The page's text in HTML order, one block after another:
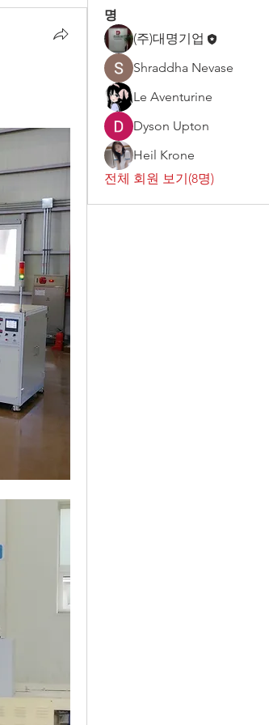
명
(주)대명기업
Shraddha Nevase
Le Aventurine
Dyson Upton
Heil Krone
전체 회원 보기(8명)